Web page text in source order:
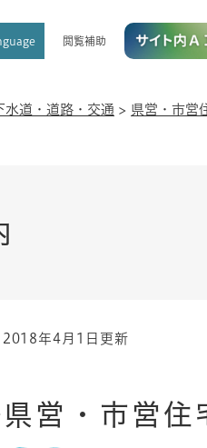
閲覧補助
水道・道路・交通 > 県営・市営
2018年4月1日更新
営・市営住